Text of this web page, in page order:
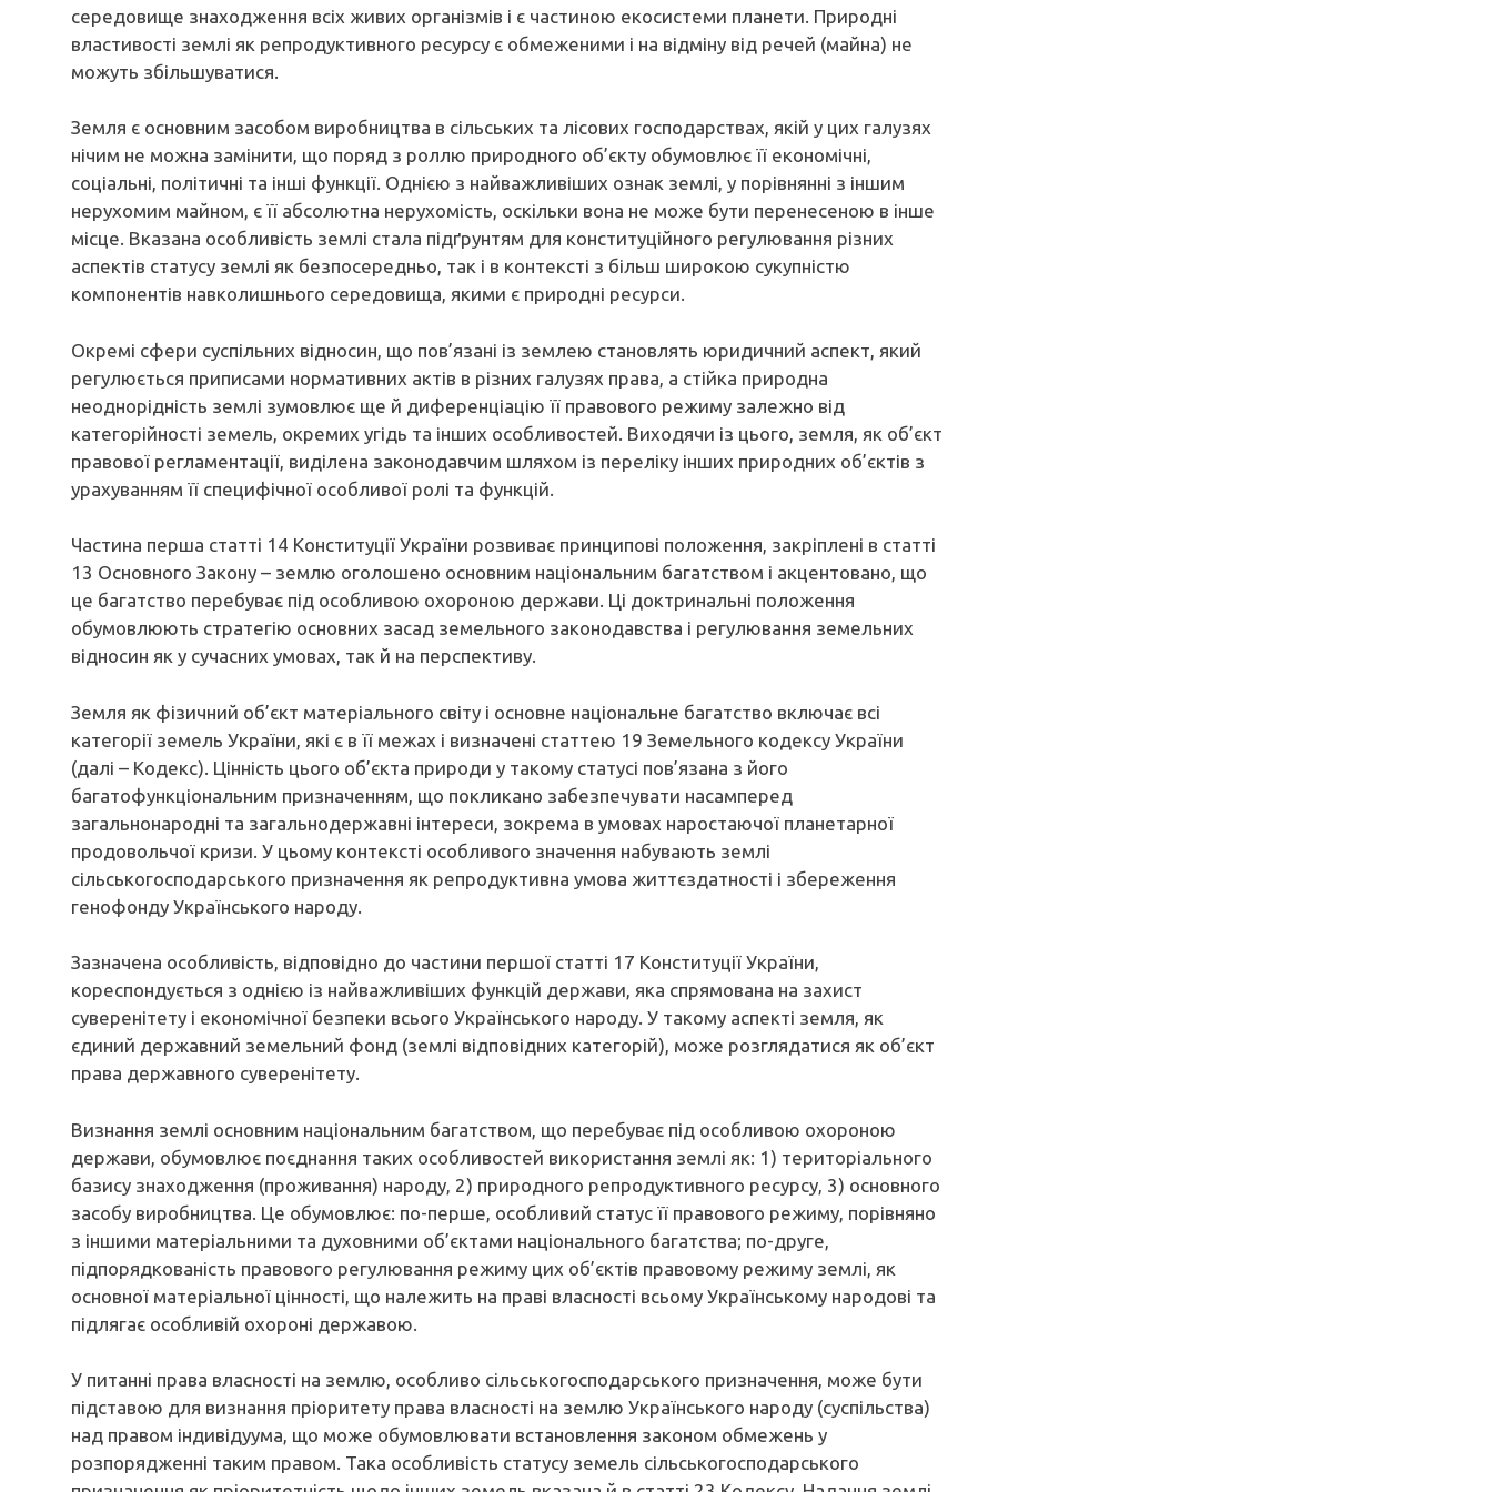
середовище знаходження всіх живих організмів і є частиною екосистеми планети. Природні
властивості землі як репродуктивного ресурсу є обмеженими і на відміну від речей (майна) не
можуть збільшуватися.
Земля є основним засобом виробництва в сільських та лісових господарствах, якій у цих галузях
нічим не можна замінити, що поряд з роллю природного об’єкту обумовлює її економічні,
соціальні, політичні та інші функції. Однією з найважливіших ознак землі, у порівнянні з іншим
нерухомим майном, є її абсолютна нерухомість, оскільки вона не може бути перенесеною в інше
місце. Вказана особливість землі стала підґрунтям для конституційного регулювання різних
аспектів статусу землі як безпосередньо, так і в контексті з більш широкою сукупністю
компонентів навколишнього середовища, якими є природні ресурси.
Окремі сфери суспільних відносин, що пов’язані із землею становлять юридичний аспект, який
регулюється приписами нормативних актів в різних галузях права, а стійка природна
неоднорідність землі зумовлює ще й диференціацію її правового режиму залежно від
категорійності земель, окремих угідь та інших особливостей. Виходячи із цього, земля, як об’єкт
правової регламентації, виділена законодавчим шляхом із переліку інших природних об’єктів з
урахуванням її специфічної особливої ролі та функцій.
Частина перша статті 14 Конституції України розвиває принципові положення, закріплені в статті
13 Основного Закону – землю оголошено основним національним багатством і акцентовано, що
це багатство перебуває під особливою охороною держави. Ці доктринальні положення
обумовлюють стратегію основних засад земельного законодавства і регулювання земельних
відносин як у сучасних умовах, так й на перспективу.
Земля як фізичний об’єкт матеріального світу і основне національне багатство включає всі
категорії земель України, які є в її межах і визначені статтею 19 Земельного кодексу України
(далі – Кодекс). Цінність цього об’єкта природи у такому статусі пов’язана з його
багатофункціональним призначенням, що покликано забезпечувати насамперед
загальнонародні та загальнодержавні інтереси, зокрема в умовах наростаючої планетарної
продовольчої кризи. У цьому контексті особливого значення набувають землі
сільськогосподарського призначення як репродуктивна умова життєздатності і збереження
генофонду Українського народу.
Зазначена особливість, відповідно до частини першої статті 17 Конституції України,
кореспондується з однією із найважливіших функцій держави, яка спрямована на захист
суверенітету і економічної безпеки всього Українського народу. У такому аспекті земля, як
єдиний державний земельний фонд (землі відповідних категорій), може розглядатися як об’єкт
права державного суверенітету.
Визнання землі основним національним багатством, що перебуває під особливою охороною
держави, обумовлює поєднання таких особливостей використання землі як: 1) територіального
базису знаходження (проживання) народу, 2) природного репродуктивного ресурсу, 3) основного
засобу виробництва. Це обумовлює: по-перше, особливий статус її правового режиму, порівняно
з іншими матеріальними та духовними об’єктами національного багатства; по-друге,
підпорядкованість правового регулювання режиму цих об’єктів правовому режиму землі, як
основної матеріальної цінності, що належить на праві власності всьому Українському народові та
підлягає особливій охороні державою.
У питанні права власності на землю, особливо сільськогосподарського призначення, може бути
підставою для визнання пріоритету права власності на землю Українського народу (суспільства)
над правом індивідуума, що може обумовлювати встановлення законом обмежень у
розпорядженні таким правом. Така особливість статусу земель сільськогосподарського